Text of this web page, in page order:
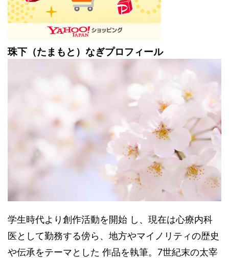
珠下（たまもと）なぎプロフィール
学生時代より創作活動を開始 し、現在は心療内科
医として勤務する傍ら、地方やマイノリティの歴史
や伝承をテーマとした 作品を執筆。7世紀末の太宰